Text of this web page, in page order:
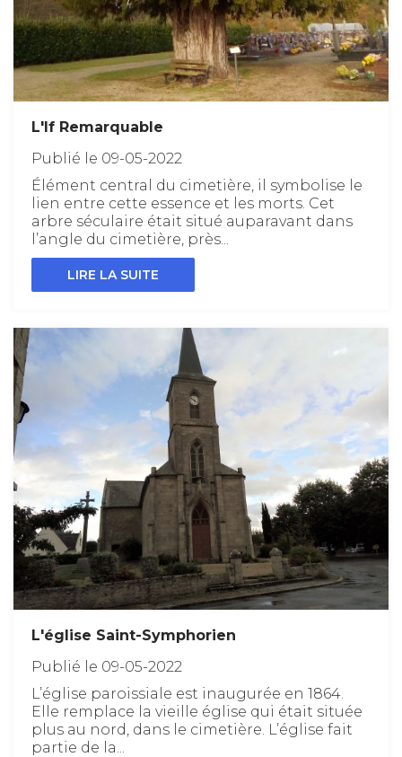
L'If Remarquable
Publié le 09-05-2022
Élément central du cimetière, il symbolise le
lien entre cette essence et les morts. Cet
arbre séculaire était situé auparavant dans
l’angle du cimetière, près...
LIRE LA SUITE
L'église Saint-Symphorien
Publié le 09-05-2022
L’église paroissiale est inaugurée en 1864.
Elle remplace la vieille église qui était située
plus au nord, dans le cimetière. L’église fait
partie de la...